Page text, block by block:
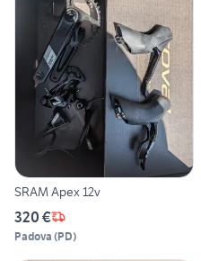
SRAM Apex 12v
320 €
Padova (PD)